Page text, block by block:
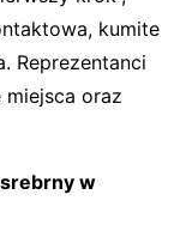
kumite
Reprezentanci
miejsca oraz
srebrny w